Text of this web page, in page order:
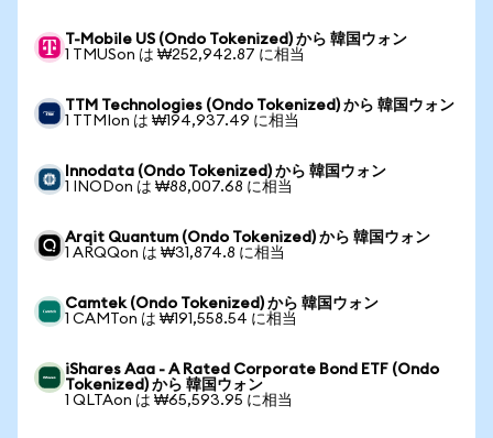
T-Mobile US (Ondo Tokenized) から 韓国ウォン
1 TMUSon は ₩252,942.87 に相当
TTM Technologies (Ondo Tokenized) から 韓国ウォン
1 TTMIon は ₩194,937.49 に相当
Innodata (Ondo Tokenized) から 韓国ウォン
1 INODon は ₩88,007.68 に相当
Arqit Quantum (Ondo Tokenized) から 韓国ウォン
1 ARQQon は ₩31,874.8 に相当
Camtek (Ondo Tokenized) から 韓国ウォン
1 CAMTon は ₩191,558.54 に相当
iShares Aaa - A Rated Corporate Bond ETF (Ondo
Tokenized) から 韓国ウォン
1 QLTAon は ₩65,593.95 に相当